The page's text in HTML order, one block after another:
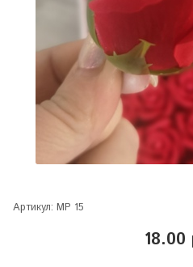
Артикул: МР 15
18.00